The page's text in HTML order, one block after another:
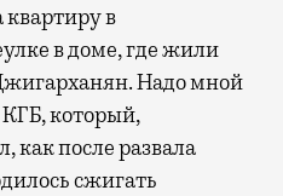
в
в доме, где жили
Надо мной
который,
как после развала
сжигать